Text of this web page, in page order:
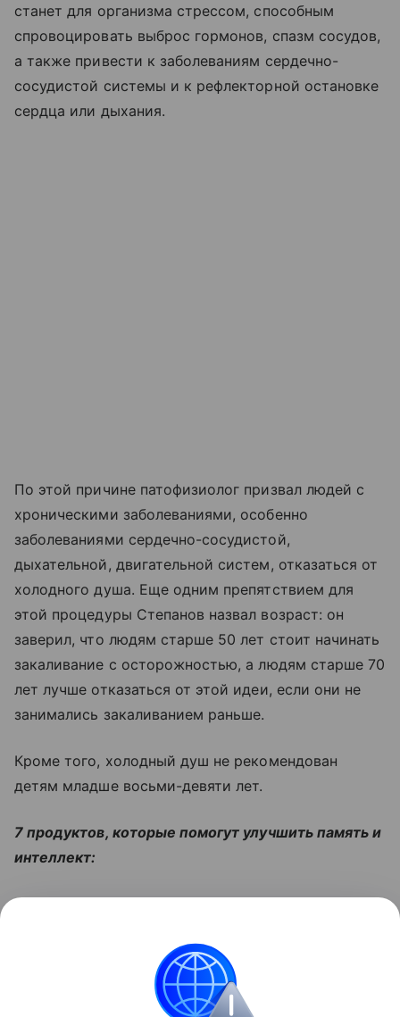
станет для организма стрессом, способным
спровоцировать выброс гормонов, спазм сосудов,
а также привести к заболеваниям сердечно-
сосудистой системы и к рефлекторной остановке
сердца или дыхания.
По этой причине патофизиолог призвал людей с
хроническими заболеваниями, особенно
заболеваниями сердечно-сосудистой,
дыхательной, двигательной систем, отказаться от
холодного душа. Еще одним препятствием для
этой процедуры Степанов назвал возраст: он
заверил, что людям старше 50 лет стоит начинать
закаливание с осторожностью, а людям старше 70
лет лучше отказаться от этой идеи, если они не
занимались закаливанием раньше.
Кроме того, холодный душ не рекомендован
детям младше восьми-девяти лет.
7 продуктов, которые помогут улучшить память и
интеллект:
Читайте также:4 медицинские причины